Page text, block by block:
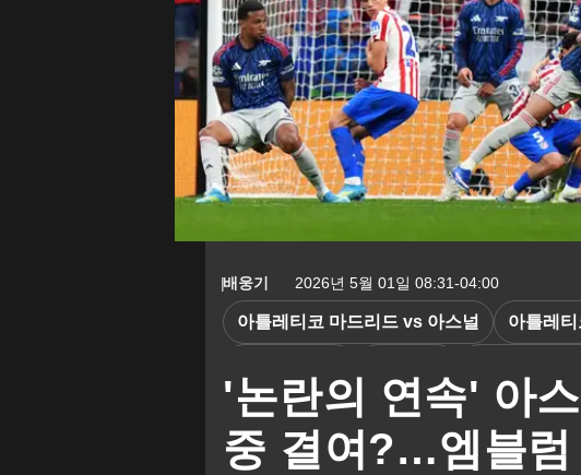
배웅기 2026년 5월 01일 08:31-04:00
'논란의 연속' 아
중 결여?…엠블럼
아틀레티코 마드리드 vs 아스널 아틀레